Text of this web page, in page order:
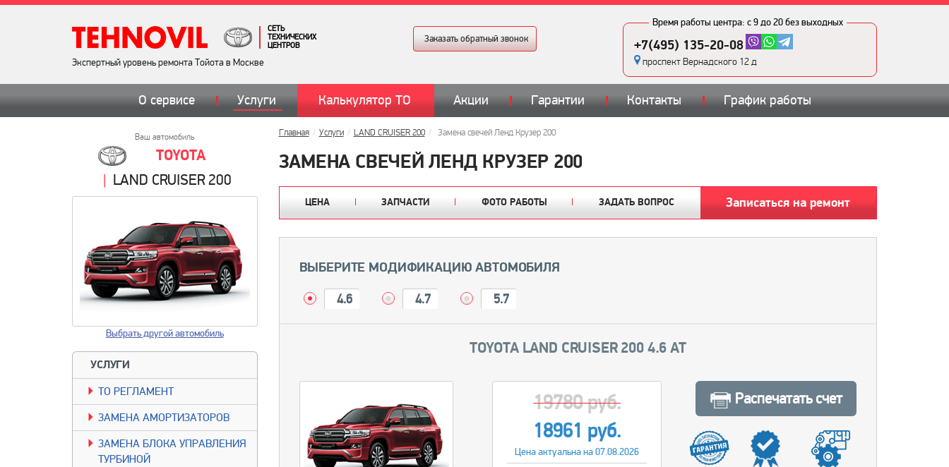
СЕТЬ
ТЕХНИЧЕСКИХ
ЦЕНТРОВ
Экспертный уровень ремонта Тойота в Москве
Заказать обратный звонок
Время работы центра: с 9 до 20 без выходных
+7(495) 135-20-08
проспект Вернадского 12 д
О сервисе Услуги Калькулятор ТО Акции Гарантии Контакты График работы
Главная Услуги LAND CRUISER 200 Замена свечей Ленд Крузер 200
ЗАМЕНА СВЕЧЕЙ ЛЕНД КРУЗЕР 200
ЦЕНА ЗАПЧАСТИ ФОТО РАБОТЫ ЗАДАТЬ ВОПРОС Записаться на ремонт
ВЫБЕРИТЕ МОДИФИКАЦИЮ АВТОМОБИЛЯ
4.6 4.7 5.7
TOYOTA LAND CRUISER 200 4.6 AT
19780 руб.
18961 руб.
Цена актуальна на 07.08.2026
Распечатать счет
Ваш автомобиль
TOYOTA
LAND CRUISER 200
Выбрать другой автомобиль
УСЛУГИ
TO РЕГЛАМЕНТ
ЗАМЕНА АМОРТИЗАТОРОВ
ЗАМЕНА БЛОКА УПРАВЛЕНИЯ
ТУРБИНОЙ